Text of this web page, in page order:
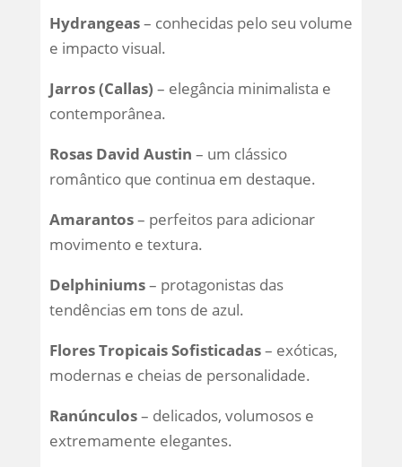
Hydrangeas– conhecidas pelo seu volume
e impacto visual.
Jarros (Callas) – elegância minimalista e
contemporânea.
Rosas David Austin – um clássico
romântico que continua em destaque.
Amarantos– perfeitos para adicionar
movimento e textura.
Delphiniums– protagonistas das
tendências em tons de azul.
Flores Tropicais Sofisticadas– exóticas,
modernas e cheias de personalidade.
Ranúnculos– delicados, volumosos e
extremamente elegantes.